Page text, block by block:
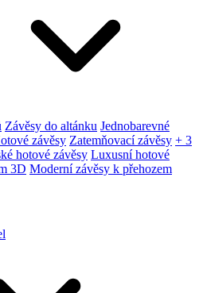
Závěsy do altánku Jednobarevné
závěsy Zatemňovací závěsy + 3
hotové závěsy Luxusní hotové
3D Moderní závěsy k přehozem